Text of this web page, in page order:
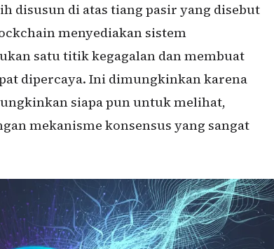
disusun di atas tiang pasir yang disebut
menyediakan sistem
satu titik kegagalan dan membuat
dipercaya. Ini dimungkinkan karena
siapa pun untuk melihat,
mekanisme konsensus yang sangat